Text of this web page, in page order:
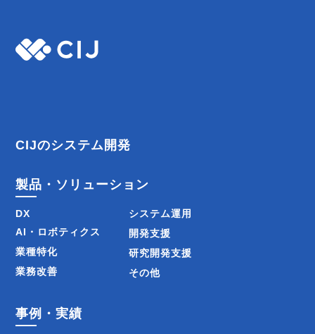
CIJのシステム開発
製品・ソリューション
DX
AI・ロボティクス
業種特化
業務改善
システム運用
開発支援
研究開発支援
その他
事例・実績